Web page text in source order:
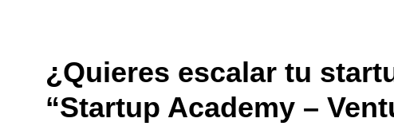
¿Quieres escalar tu
“Startup Academy –